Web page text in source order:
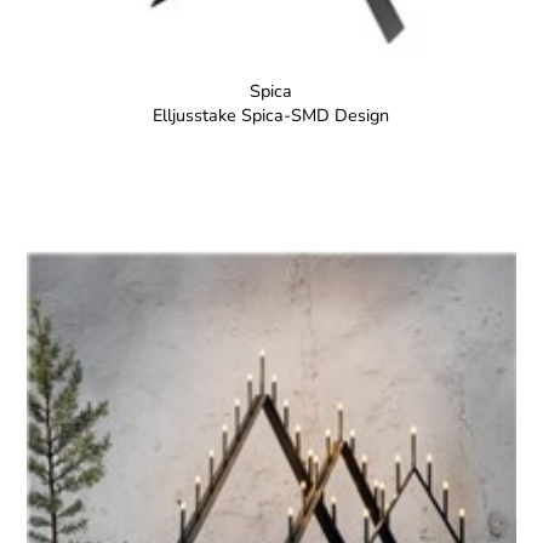
Spica
Elljusstake Spica-SMD Design